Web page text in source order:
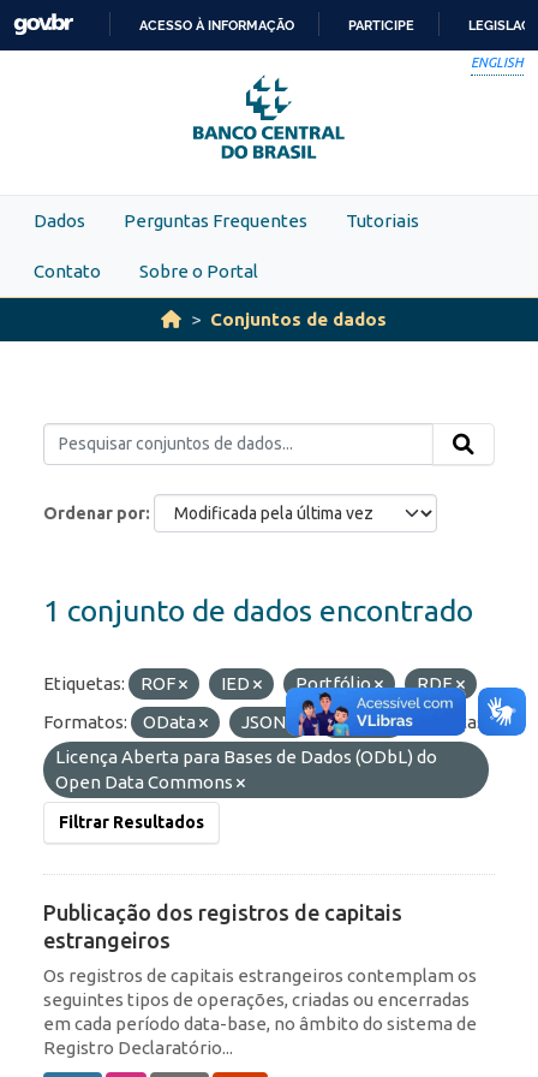
Skip to main content
PARA
O
CONTEÚDO
ACESSO À INFORMAÇÃO PARTICIPE
ENGLISH
Dados Perguntas Frequentes Tutoriais
Contato Sobre o Portal
Conjuntos de dados
Ordenar por
1 conjunto de dados encontrado
Etiquetas: ROF IED Portfólio
RDE
Formatos:
OData JSON HTML
Licenças:
Licença Aberta para Bases de Dados (ODbL) do
Open Data Commons
Filtrar Resultados
Publicação dos registros de capitais
estrangeiros
Os registros de capitais estrangeiros contemplam os
seguintes tipos de operações, criadas ou encerradas
em cada período data-base, no âmbito do sistema de
Registro Declaratório...